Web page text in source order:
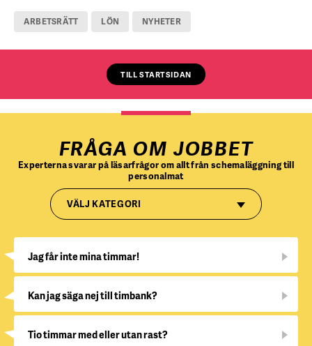
ARBETSRÄTT LÖN NYHETER
TILL STARTSIDAN
FRÅGA OM JOBBET
Experterna svarar på läsarfrågor om allt från schemaläggning till
personalmat
VÄLJ KATEGORI
Jag får inte mina timmar!
Kan jag säga nej till timbank?
Tio timmar med eller utan rast?